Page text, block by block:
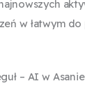
w łatwym
– AI w Asanie